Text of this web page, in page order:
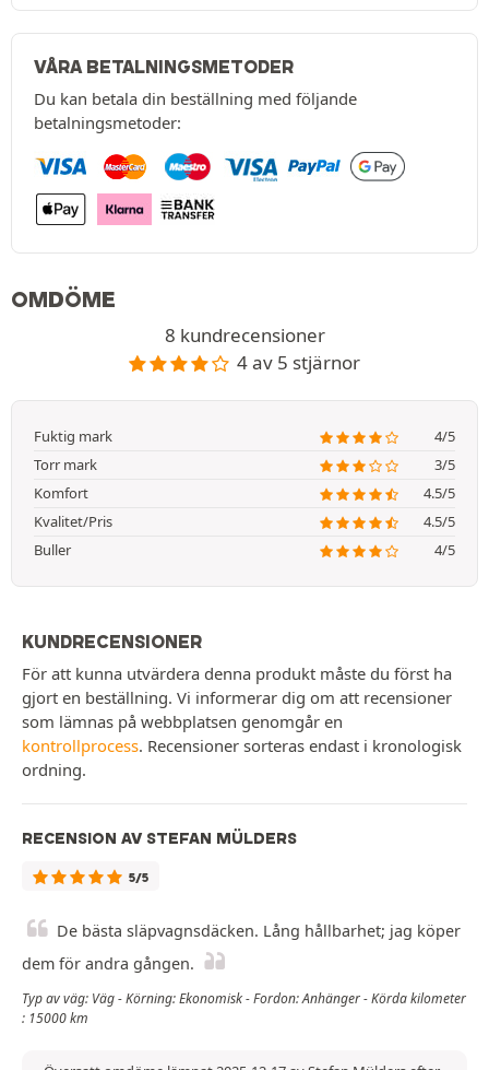
VÅRA BETALNINGSMETODER
Du kan betala din beställning med följande
betalningsmetoder:
OMDÖME
8 kundrecensioner
4 av 5 stjärnor
Fuktig mark
4/5
Torr mark
3/5
Komfort
4.5/5
Kvalitet/Pris
4.5/5
Buller
4/5
KUNDRECENSIONER
För att kunna utvärdera denna produkt måste du först ha
gjort en beställning. Vi informerar dig om att recensioner
som lämnas på webbplatsen genomgår en
kontrollprocess. Recensioner sorteras endast i kronologisk
ordning.
RECENSION AV STEFAN MÜLDERS
5/5
De bästa släpvagnsdäcken. Lång hållbarhet; jag köper
dem för andra gången.
Typ av väg: Väg - Körning: Ekonomisk - Fordon: Anhänger - Körda kilometer
: 15000 km